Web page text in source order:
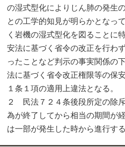
の湿式型化によりじん肺の発生
との工学的知見が明らかとなっ
く岩機の湿式型化を図ることに
安法に基づく省令の改正を行わ
ったことなど判示の事実関係の
法に基づく省令改正権限等の保
１条１項の適用上違法となる。
２ 民法７２４条後段所定の除
為が終了してから相当の期間が
は一部が発生した時から進行する